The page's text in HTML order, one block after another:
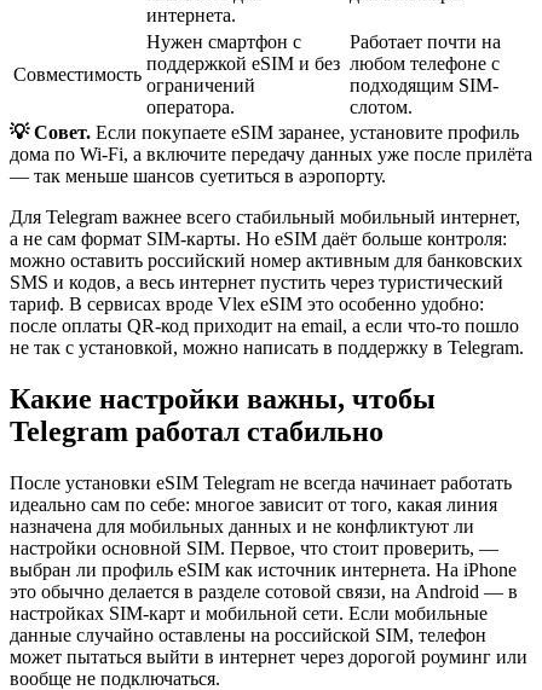
интернета.
Совместимость
Нужен смартфон с
поддержкой eSIM и без
ограничений
оператора.
Работает почти на
любом телефоне с
подходящим SIM-
слотом.
💡 Совет. Если покупаете eSIM заранее, установите профиль
дома по Wi‑Fi, а включите передачу данных уже после прилёта
— так меньше шансов суетиться в аэропорту.
Для Telegram важнее всего стабильный мобильный интернет,
а не сам формат SIM-карты. Но eSIM даёт больше контроля:
можно оставить российский номер активным для банковских
SMS и кодов, а весь интернет пустить через туристический
тариф. В сервисах вроде Vlex eSIM это особенно удобно:
после оплаты QR-код приходит на email, а если что-то пошло
не так с установкой, можно написать в поддержку в Telegram.
Какие настройки важны, чтобы
Telegram работал стабильно
После установки eSIM Telegram не всегда начинает работать
идеально сам по себе: многое зависит от того, какая линия
назначена для мобильных данных и не конфликтуют ли
настройки основной SIM. Первое, что стоит проверить, —
выбран ли профиль eSIM как источник интернета. На iPhone
это обычно делается в разделе сотовой связи, на Android — в
настройках SIM-карт и мобильной сети. Если мобильные
данные случайно оставлены на российской SIM, телефон
может пытаться выйти в интернет через дорогой роуминг или
вообще не подключаться.